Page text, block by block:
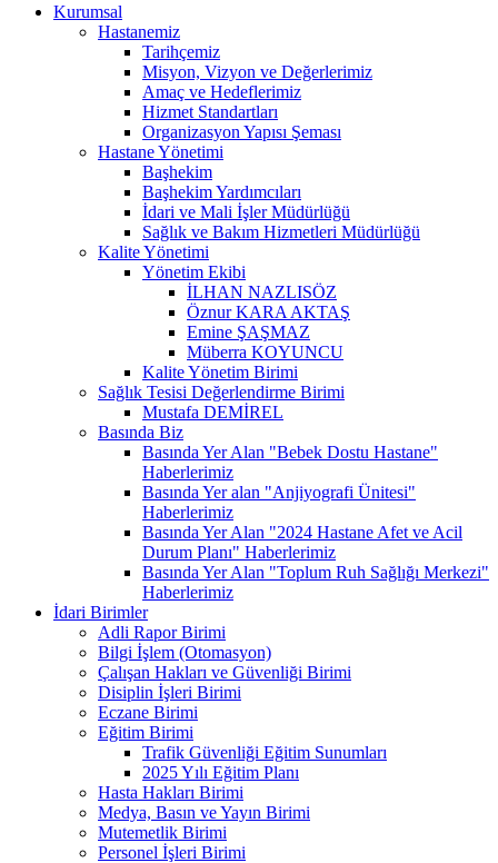
Kurumsal
Hastanemiz
Tarihçemiz
Misyon, Vizyon ve Değerlerimiz
Amaç ve Hedeflerimiz
Hizmet Standartları
Organizasyon Yapısı Şeması
Hastane Yönetimi
Başhekim
Başhekim Yardımcıları
İdari ve Mali İşler Müdürlüğü
Sağlık ve Bakım Hizmetleri Müdürlüğü
Kalite Yönetimi
Yönetim Ekibi
İLHAN NAZLISÖZ
Öznur KARA AKTAŞ
Emine ŞAŞMAZ
Müberra KOYUNCU
Kalite Yönetim Birimi
Sağlık Tesisi Değerlendirme Birimi
Mustafa DEMİREL
Basında Biz
Basında Yer Alan "Bebek Dostu Hastane"
Haberlerimiz
Basında Yer alan "Anjiyografi Ünitesi"
Haberlerimiz
Basında Yer Alan "2024 Hastane Afet ve Acil
Durum Planı" Haberlerimiz
Basında Yer Alan "Toplum Ruh Sağlığı Merkezi"
Haberlerimiz
İdari Birimler
Adli Rapor Birimi
Bilgi İşlem (Otomasyon)
Çalışan Hakları ve Güvenliği Birimi
Disiplin İşleri Birimi
Eczane Birimi
Eğitim Birimi
Trafik Güvenliği Eğitim Sunumları
2025 Yılı Eğitim Planı
Hasta Hakları Birimi
Medya, Basın ve Yayın Birimi
Mutemetlik Birimi
Personel İşleri Birimi